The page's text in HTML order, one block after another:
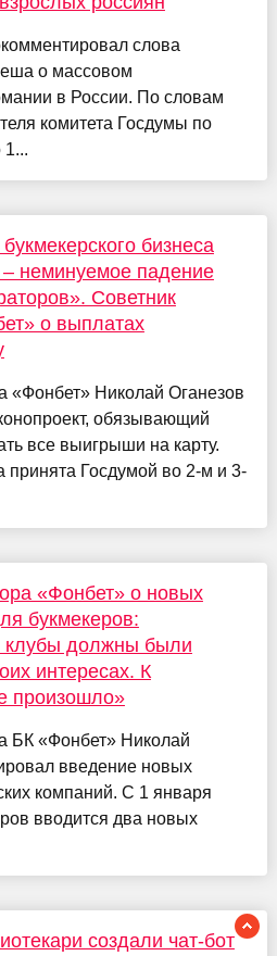
слова
о массовом
в России. По словам
комитета Госдумы по
1...
бизнеса
неминуемое падение
Советник
о выплатах
«Фонбет» Николай Оганезов
обязывающий
все выигрыши на карту.
Госдумой во 2-м и 3-
«Фонбет» о новых
букмекеров:
клубы должны были
интересах. К
произошло»
БК «Фонбет» Николай
введение новых
компаний. С 1 января
вводится два новых
создали чат-бот